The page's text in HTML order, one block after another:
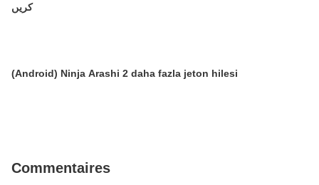
کریں
(Android) Ninja Arashi 2 daha fazla jeton hilesi
Commentaires